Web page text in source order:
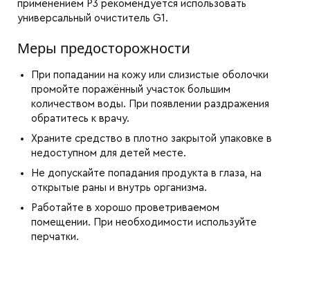
применением P3 рекомендуется использовать
универсальный очиститель G1.
Меры предосторожности
При попадании на кожу или слизистые оболочки
промойте поражённый участок большим
количеством воды. При появлении раздражения
обратитесь к врачу.
Храните средство в плотно закрытой упаковке в
недоступном для детей месте.
Не допускайте попадания продукта в глаза, на
открытые раны и внутрь организма.
Работайте в хорошо проветриваемом
помещении. При необходимости используйте
перчатки.